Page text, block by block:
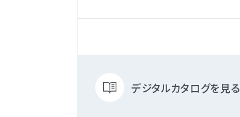
デジタルカタログを見る